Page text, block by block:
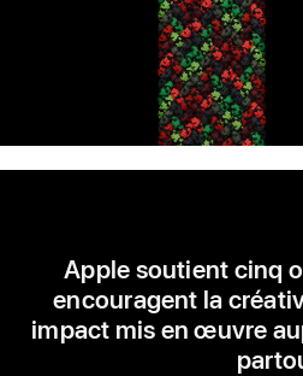
Apple soutient cinq
encouragent la
impact mis en œuvre